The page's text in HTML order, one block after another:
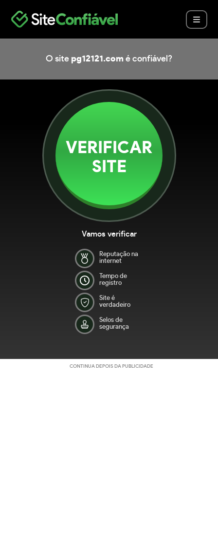
O site pg12121.com é confiável?
VERIFICAR
SITE
Vamos verificar
Reputação na
internet
Tempo de
registro
Site é
verdadeiro
Selos de
segurança
CONTINUA DEPOIS DA PUBLICIDADE